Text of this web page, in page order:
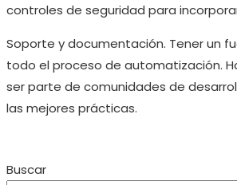
controles de seguridad para
Soporte y documentación. Tener un
todo el proceso de automatización.
ser parte de comunidades de
las mejores prácticas.
Buscar